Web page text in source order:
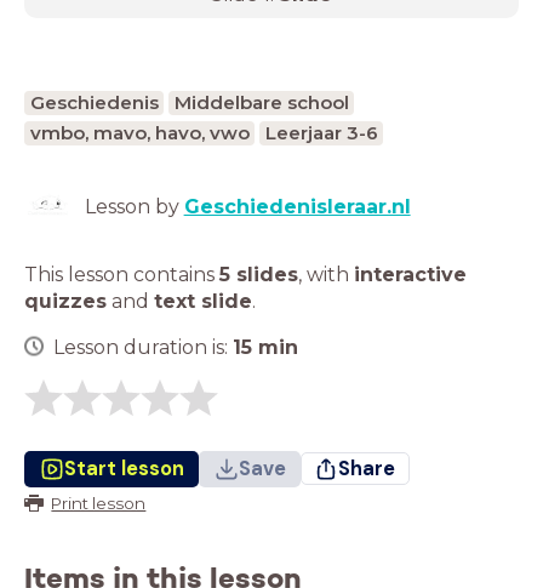
Geschiedenis
Middelbare school
vmbo, mavo, havo, vwo
Leerjaar 3-6
Lesson by Geschiedenisleraar.nl
This lesson contains 5 slides, with interactive
quizzes and text slide.
Lesson duration is: 15 min
Start lesson Save Share
Print lesson
Items in this lesson